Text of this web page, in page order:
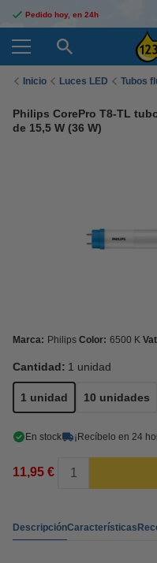
Pedido hoy, en 24h
Inicio Luces LED Tubos
Philips CorePro T8-TL
de 15,5 W (36 W)
Marca: Philips Color: 6500 K
Cantidad: 1 unidad
1 unidad 10 unidades
En stock ¡Recíbelo en 24
11,95 €
DescripciónCaracterísticas